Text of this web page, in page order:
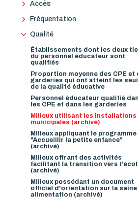
Accès
Fréquentation
Qualité
Établissements dont les deux
du personnel éducateur sont
qualifiés
Proportion moyenne des CPE et
garderies qui ont atteint les
de la qualité éducative
Personnel éducateur qualifié
les CPE et dans les garderies
Milieux utilisant les installations
municipales (archivé)
Milieux appliquant le programme
"Accueillir la petite enfance"
(archivé)
Milieux offrant des activités
facilitant la transition vers
(archivé)
Milieux possédant un document
officiel d'orientation sur la saine
alimentation (archivé)